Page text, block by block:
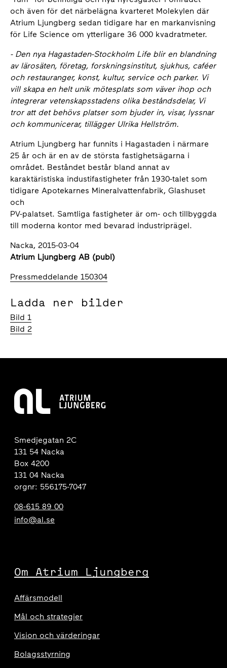
och även för det närbelägna kvarteret Molekylen där
Atrium Ljungberg sedan tidigare har en markanvisning
för Life Science om ytterligare 36 000 kvadratmeter.
- Den nya Hagastaden-Stockholm Life blir en blandning
av lärosäten, företag, forskningsinstitut, sjukhus, caféer
och restauranger, konst, kultur, service och parker. Vi
vill skapa en helt unik mötesplats som väver ihop och
integrerar vetenskapsstadens olika beståndsdelar, Vi
tror att det behövs platser som bjuder in, visar, lyssnar
och kommunicerar, tillägger Ulrika Hellström.
Atrium Ljungberg har funnits i Hagastaden i närmare
25 år och är en av de största fastighetsägarna i
området. Beståndet består bland annat av
karaktäristiska industifastigheter från 1930-talet som
tidigare Apotekarnes Mineralvattenfabrik, Glashuset
och
PV-palatset. Samtliga fastigheter är om- och tillbyggda
till moderna kontor med bevarad industriprägel.
Nacka, 2015-03-04
Atrium Ljungberg AB (publ)
Pressmeddelande 150304
Ladda ner bilder
Bild 1
Bild 2
Smedjegatan 2C
131 54 Nacka
Box 4200
131 04 Nacka
orgnr: 556175-7047
08-615 89 00
info@al.se
Om Atrium Ljungberg
Affärsmodell
Mål och strategier
Vision och värderingar
Bolagsstyrning